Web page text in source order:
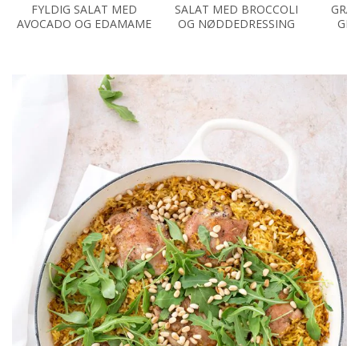
FYLDIG SALAT MED
AVOCADO OG EDAMAME
SALAT MED BROCCOLI
OG NØDDEDRESSING